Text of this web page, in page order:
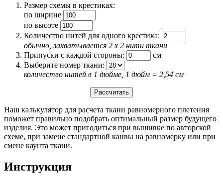
Размер схемы в крестиках:
по ширине
по высоте
Количество нитей для одного крестика:
обычно, захватывается 2 х 2 нити ткани
Припуски с каждой стороны:
cм
Выберите номер ткани:
количество нитей в 1 дюйме, 1 дюйм = 2,54 см
Наш калькулятор для расчета ткани равномерного плетения
поможет правильно подобрать оптимальный размер будущего
изделия. Это может пригодиться при вышивке по авторской
схеме, при замене стандартной канвы на равномерку или при
смене каунта ткани.
Инструкция